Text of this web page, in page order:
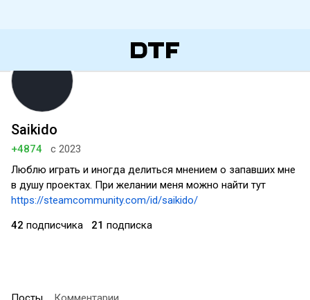
Saikido
+4874
с 2023
Люблю играть и иногда делиться мнением о запавших мне
в душу проектах. При желании меня можно найти тут
https://steamcommunity.com/id/saikido/
42 подписчика 21 подписка